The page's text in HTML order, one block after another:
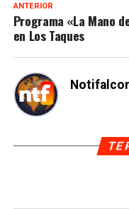
ANTERIOR
Programa «La Mano
en Los Taques
TE